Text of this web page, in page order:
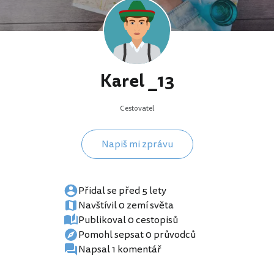
Karel _13
Cestovatel
Napiš mi zprávu
Přidal se před 5 lety
Navštívil 0 zemí světa
Publikoval 0 cestopisů
Pomohl sepsat 0 průvodců
Napsal 1 komentář